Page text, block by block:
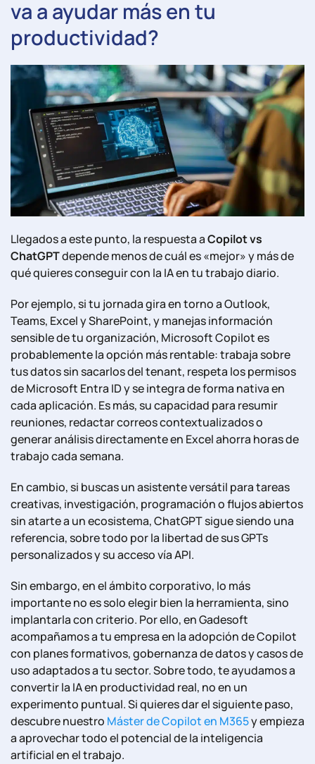
va a ayudar más en tu
productividad?
Llegados a este punto, la respuesta aCopilot vs
ChatGPTdepende menos de cuál es «mejor» y más de
qué quieres conseguir con la IA en tu trabajo diario.
Por ejemplo, si tu jornada gira en torno a Outlook,
Teams, Excel y SharePoint, y manejas información
sensible de tu organización, Microsoft Copilot es
probablemente la opción más rentable: trabaja sobre
tus datos sin sacarlos del tenant, respeta los permisos
de Microsoft Entra ID y se integra de forma nativa en
cada aplicación. Es más, su capacidad para resumir
reuniones, redactar correos contextualizados o
generar análisis directamente en Excel ahorra horas de
trabajo cada semana.
En cambio, si buscas un asistente versátil para tareas
creativas, investigación, programación o flujos abiertos
sin atarte a un ecosistema, ChatGPT sigue siendo una
referencia, sobre todo por la libertad de sus GPTs
personalizados y su acceso vía API.
Sin embargo, en el ámbito corporativo, lo más
importante no es solo elegir bien la herramienta, sino
implantarla con criterio. Por ello, en Gadesoft
acompañamos a tu empresa en la adopción de Copilot
con planes formativos, gobernanza de datos y casos de
uso adaptados a tu sector. Sobre todo, te ayudamos a
convertir la IA en productividad real, no en un
experimento puntual. Si quieres dar el siguiente paso,
descubre nuestro Máster de Copilot en M365y empieza
a aprovechar todo el potencial de la inteligencia
artificial en el trabajo.